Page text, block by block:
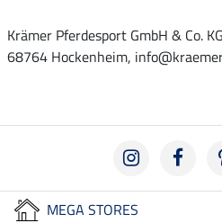
Krämer Pferdesport GmbH & Co.
68764 Hockenheim,
MEGA STORES